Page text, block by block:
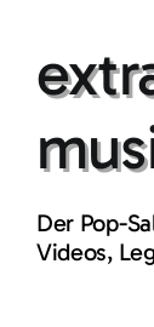
content
Der Pop-
Videos,